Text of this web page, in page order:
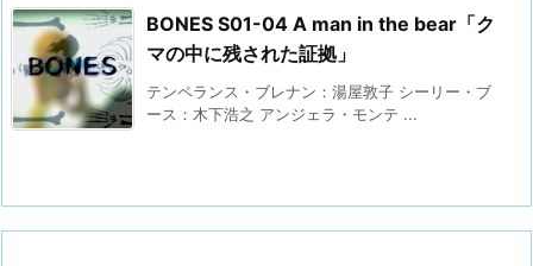
BONES S01-04 A man in the bear「ク
マの中に残された証拠」
テンペランス・ブレナン：湯屋敦子 シーリー・ブ
ース：木下浩之 アンジェラ・モンテ ...